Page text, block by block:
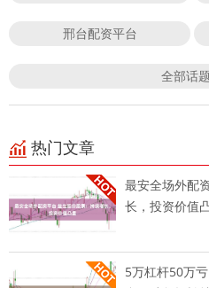
邢台配资平台
全部话
热门文章
最安全场外配
长，投资价值
5万杠杆50万